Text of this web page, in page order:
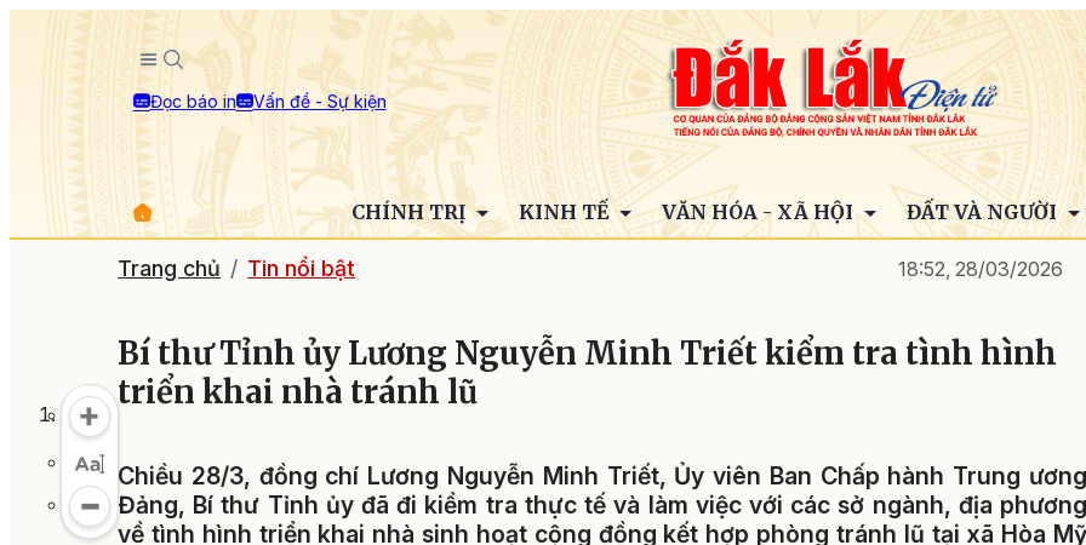
Đọc báo in Vấn đề - Sự kiện
CHÍNH TRỊ KINH TẾ VĂN HÓA - XÃ HỘI ĐẤT VÀ NGƯỜI
Trang chủ Tin nổi bật 18:52, 28/03/2026
Bí thư Tỉnh ủy Lương Nguyễn Minh Triết kiểm tra tình hình
triển khai nhà tránh lũ
Chiều 28/3, đồng chí Lương Nguyễn Minh Triết, Ủy viên Ban Chấp hành Trung ương
Đảng, Bí thư Tỉnh ủy đã đi kiểm tra thực tế và làm việc với các sở ngành, địa phương
về tình hình triển khai nhà sinh hoạt cộng đồng kết hợp phòng tránh lũ tại xã Hòa Mỹ